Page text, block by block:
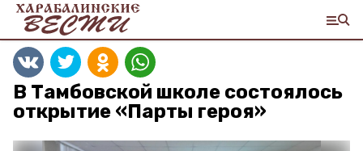
В Тамбовской школе состоялось
открытие «Парты героя»